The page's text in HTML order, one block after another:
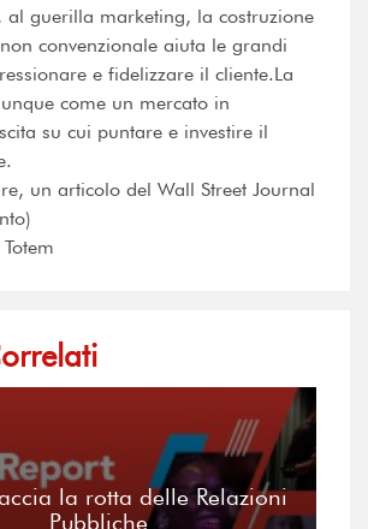
al guerilla marketing, la costruzione
convenzionale aiuta le grandi
e fidelizzare il cliente.La
come un mercato in
su cui puntare e investire il
un articolo del Wall Street Journal
la rotta delle Relazioni
Pubbliche